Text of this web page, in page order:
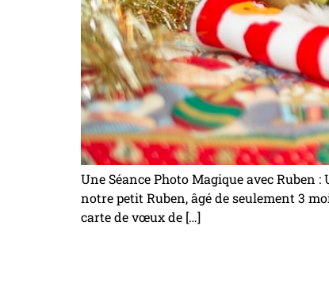
Une Séance Photo Magique avec Ruben
notre petit Ruben, âgé de seulement 3
carte de vœux de […]